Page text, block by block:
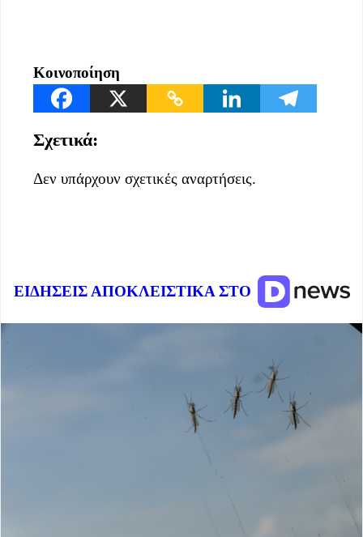
Κοινοποίηση
Σχετικά:
Δεν υπάρχουν σχετικές αναρτήσεις.
ΕΙΔΗΣΕΙΣ ΑΠΟΚΛΕΙΣΤΙΚΑ ΣΤΟ